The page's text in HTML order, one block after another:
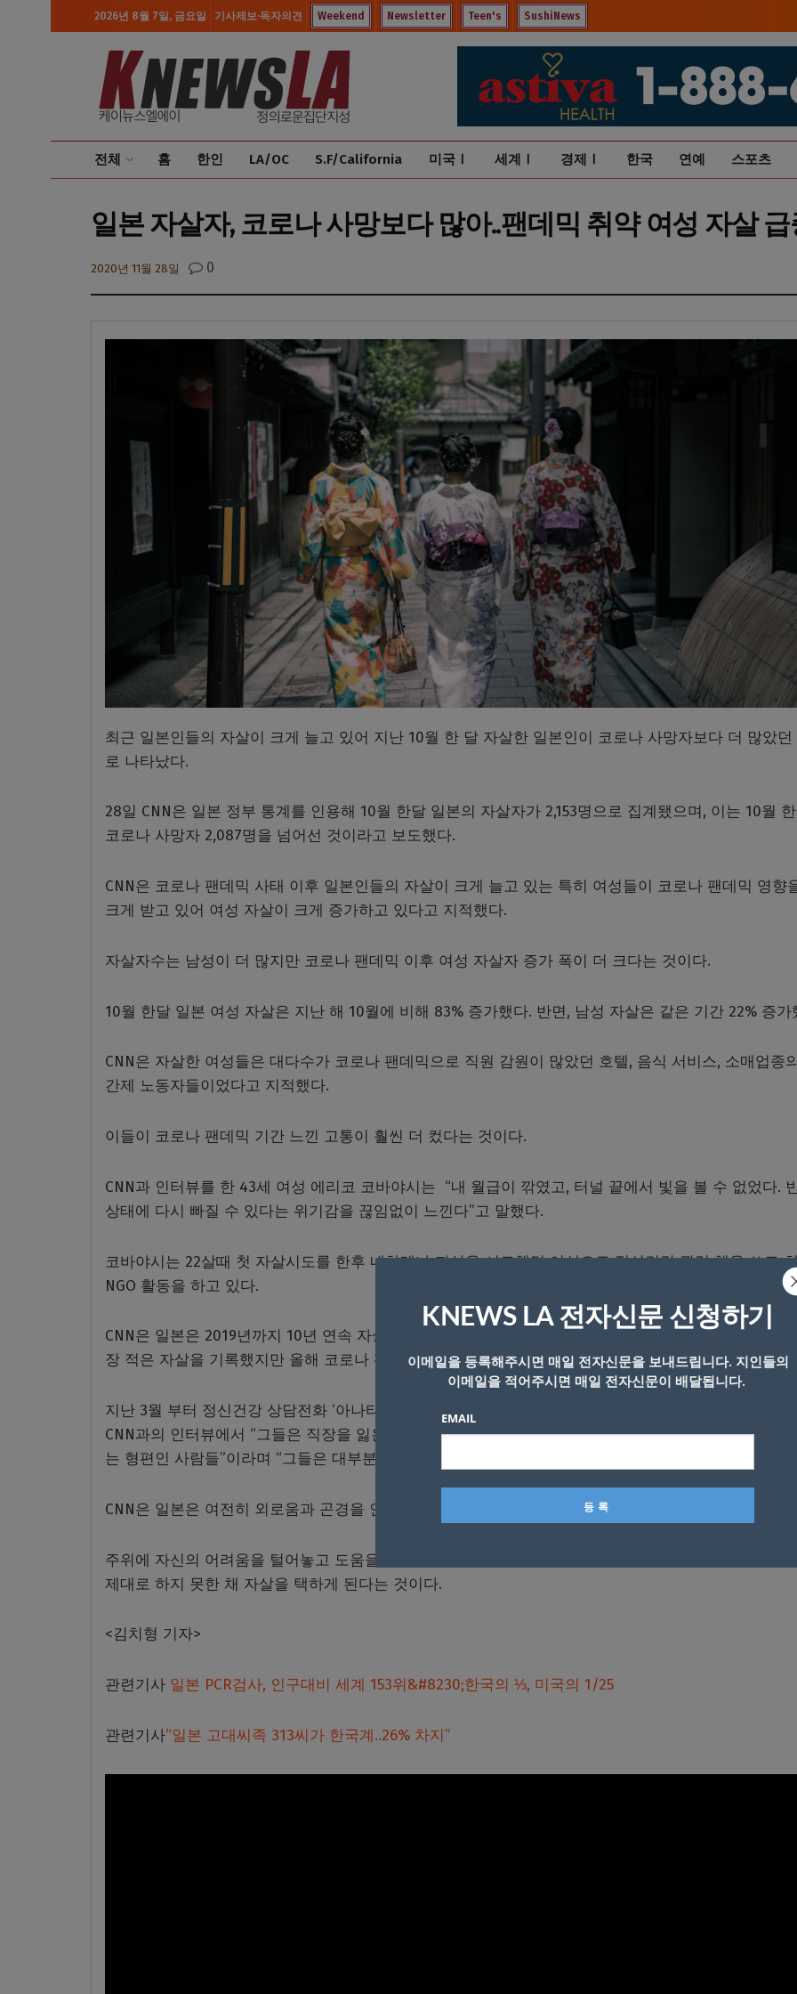
2026년 8월 7일, 금요일 기사제보·독자의견 Weekend Newsletter Teen's SushiNews
전체 홈 한인 LA/OC S.F/California 미국Ⅰ 세계Ⅰ 경제Ⅰ 한국 연예 스포츠
일본 자살자, 코로나 사망보다 많아..팬데믹 취약 여성 자살 급
2020년 11월 28일 0
최근 일본인들의 자살이 크게 늘고 있어 지난 10월 한 달 자살한 일본인이 코로나 사망자보다 더 많았던
로 나타났다.
28일 CNN은 일본 정부 통계를 인용해 10월 한달 일본의 자살자가 2,153명으로 집계됐으며, 이는 10월
코로나 사망자 2,087명을 넘어선 것이라고 보도했다.
CNN은 코로나 팬데믹 사태 이후 일본인들의 자살이 크게 늘고 있는 특히 여성들이 코로나 팬데믹 영향
크게 받고 있어 여성 자살이 크게 증가하고 있다고 지적했다.
자살자수는 남성이 더 많지만 코로나 팬데믹 이후 여성 자살자 증가 폭이 더 크다는 것이다.
10월 한달 일본 여성 자살은 지난 해 10월에 비해 83% 증가했다. 반면, 남성 자살은 같은 기간 22% 증
CNN은 자살한 여성들은 대다수가 코로나 팬데믹으로 직원 감원이 많았던 호텔, 음식 서비스, 소매업종
간제 노동자들이었다고 지적했다.
이들이 코로나 팬데믹 기간 느낀 고통이 훨씬 더 컸다는 것이다.
CNN과 인터뷰를 한 43세 여성 에리코 코바야시는 “내 월급이 깎였고, 터널 끝에서 빛을 볼 수 없었다.
상태에 다시 빠질 수 있다는 위기감을 끊임없이 느낀다”고 말했다.
코바야시는 22살때 첫 자살시도를 한후 네차례나 자살을 시도했던 여성으로 정신건강 관련 책을 쓰고
NGO 활동을 하고 있다.
CNN은 일본은 2019년까지 10년 연속 자살이 감소해 지난해 자살자가 연간 2만명으로 집계돼 1978년
장 적은 자살을 기록했지만 올해 코로나 팬데믹이 닥치면서 자살이 다시 증가세로 돌아섰다고 지적했다.
지난 3월 부터 정신건강 상담전화 ‘아나타노 이바쇼’에서 자원봉사를 하고 있는 21세 대학생 코키 오조
CNN과의 인터뷰에서 “그들은 직장을 잃은 사람들이며, 자녀를 키우는 사람들이다. 하지만 그럴만한 돈
는 형편인 사람들”이라며 “그들은 대부분 자살시도를 한 사람들”이라고 말했다.
CNN은 일본은 여전히 외로움과 곤경을 인정하는 것을 수치로 여기는 사회적 분위기가 있다고 지적했다.
주위에 자신의 어려움을 털어놓고 도움을 구하는 것을 수치로 여기는 분위기 때문에 도움이 필요하다
제대로 하지 못한 채 자살을 택하게 된다는 것이다.
<김치형 기자>
관련기사 일본 PCR검사, 인구대비 세계 153위&#8230;한국의 ⅓, 미국의 1/25
관련기사“일본 고대씨족 313씨가 한국계..26% 차지”
KNEWS LA 전자신문 신청하기
이메일을 등록해주시면 매일 전자신문을 보내드립니다. 지인들의
이메일을 적어주시면 매일 전자신문이 배달됩니다.
EMAIL